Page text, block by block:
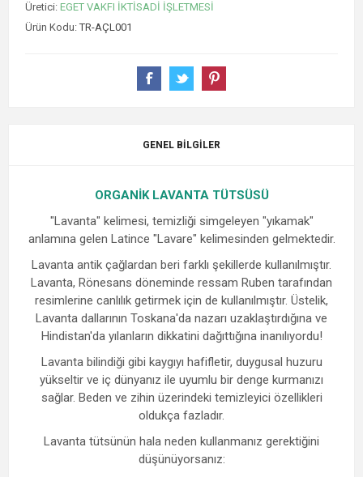
Üretici: EGET VAKFI İKTİSADİ İŞLETMESİ
Ürün Kodu: TR-AÇL001
GENEL BILGILER
ORGANİK LAVANTA TÜTSÜSÜ
"Lavanta" kelimesi, temizliği simgeleyen "yıkamak"
anlamına gelen Latince "Lavare" kelimesinden gelmektedir.
Lavanta antik çağlardan beri farklı şekillerde kullanılmıştır.
Lavanta, Rönesans döneminde ressam Ruben tarafından
resimlerine canlılık getirmek için de kullanılmıştır. Üstelik,
Lavanta dallarının Toskana'da nazarı uzaklaştırdığına ve
Hindistan'da yılanların dikkatini dağıttığına inanılıyordu!
Lavanta bilindiği gibi kaygıyı hafifletir, duygusal huzuru
yükseltir ve iç dünyanız ile uyumlu bir denge kurmanızı
sağlar. Beden ve zihin üzerindeki temizleyici özellikleri
oldukça fazladır.
Lavanta tütsünün hala neden kullanmanız gerektiğini
düşünüyorsanız: